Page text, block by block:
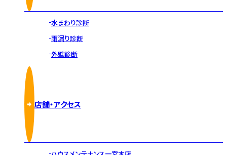
水まわり診断
雨漏り診断
外壁診断
店舗・アクセス